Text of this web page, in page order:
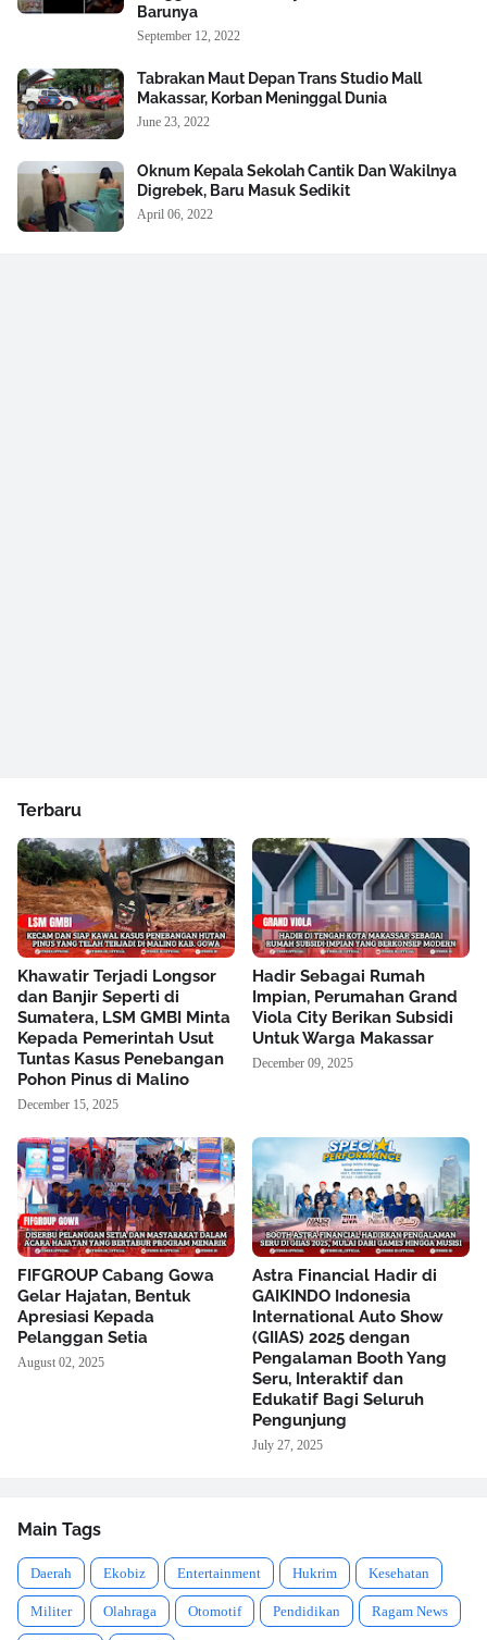
Barunya
September 12, 2022
Tabrakan Maut Depan Trans Studio Mall
Makassar, Korban Meninggal Dunia
June 23, 2022
Oknum Kepala Sekolah Cantik Dan Wakilnya
Digrebek, Baru Masuk Sedikit
April 06, 2022
Terbaru
Khawatir Terjadi Longsor
dan Banjir Seperti di
Sumatera, LSM GMBI Minta
Kepada Pemerintah Usut
Tuntas Kasus Penebangan
Pohon Pinus di Malino
December 15, 2025
Hadir Sebagai Rumah
Impian, Perumahan Grand
Viola City Berikan Subsidi
Untuk Warga Makassar
December 09, 2025
FIFGROUP Cabang Gowa
Gelar Hajatan, Bentuk
Apresiasi Kepada
Pelanggan Setia
August 02, 2025
Astra Financial Hadir di
GAIKINDO Indonesia
International Auto Show
(GIIAS) 2025 dengan
Pengalaman Booth Yang
Seru, Interaktif dan
Edukatif Bagi Seluruh
Pengunjung
July 27, 2025
Main Tags
Daerah Ekobiz Entertainment Hukrim Kesehatan
Militer Olahraga Otomotif Pendidikan Ragam News